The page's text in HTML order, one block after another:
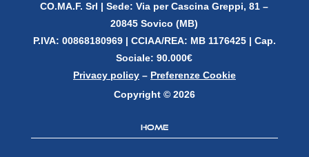
CO.MA.F. Srl |Sede: Via per Cascina Greppi, 81 –
20845 Sovico (MB)
P.IVA: 00868180969 | CCIAA/REA: MB 1176425 | Cap.
Sociale: 90.000€
Privacy policy– Preferenze Cookie
Copyright © 2026
Home